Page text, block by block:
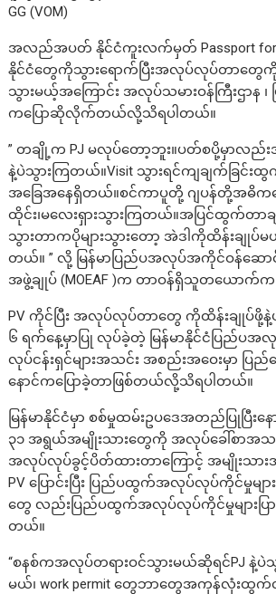
GG (VOM)
အလည်အပတ် နိုင်ငံကူးလက်မှတ် Passport for
နိုင်ငံတွေကိုသွားရောက်ပြီးအလုပ်လုပ်တာတွေကို
သွားမယ့်အကြောင်း အလုပ်သမားဝန်ကြီးဌာန ၊
ကပြောဆိုလိုက်တယ်လို့သိရပါတယ်။
” တချို့က PJ မလုပ်တော့ဘူး။ပတ်စပို့မှာလည်
နဲ့ပဲသွားကြတယ်။Visit သွားရင်ကျချက်ခြင်း
အခြေအနေရှိတယ်။စင်ကာပူတို့ ဂျပန်တို့အဓိက
ထိုင်း၊မလေးရှားသွားကြတယ်။အပြင်ထွက်တာ
သွားတာကပိုများသွားတော့ အဲဒါကိုထိန်းချုပ်မယ်
တယ်။ ” လို့ မြန်မာပြည်ပအလုပ်အကိုင်ဝန်ဆောင်
အဖွဲ့ချုပ် (MOEAF )က တာဝန်ရှိသူတယောက်က
PV ကိုင်ပြီး အလုပ်လုပ်တာတွေ ကိုထိန်းချုပ်ဖို့
၆ ရက်နေ့မှာပြု လုပ်ခဲ့တဲ့ မြန်မာနိုင်ငံပြည်ပ
လုပ်ငန်းရှင်များအသင်း အစည်းအဝေးမှာ ပြည်ထ
နောင်ကပြောခဲ့တာဖြစ်တယ်လို့သိရပါတယ်။
မြန်မာနိုင်ငံမှာ စစ်မှုထမ်းဥပဒေအတည်ပြုပြီ
၃၁ အရွယ်အမျိုးသားတွေကို အလုပ်ခေါ်စာအ
အလုပ်လုပ်ခွင့်ပိတ်ထားတာကြောင့် အမျိုးသား
PV ပြောင်းပြီး ပြည်ပထွက်အလုပ်လုပ်ကိုင်မှုမ
တွေ လည်းပြည်ပထွက်အလုပ်လုပ်ကိုင်မှုများပြား
တယ်။
“စနစ်ကအလုပ်တရားဝင်သွားမယ်ဆိုရင်PJ နဲ့ပဲ
မယ်၊ work permit တွေဘာတွေအကုန်လုံးထွက်